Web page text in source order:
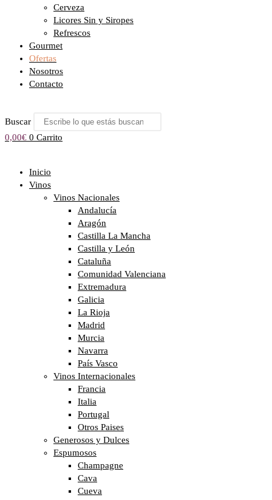
Cerveza
Licores Sin y Siropes
Refrescos
Gourmet
Ofertas
Nosotros
Contacto
Buscar
0,00€ 0 Carrito
Inicio
Vinos
Vinos Nacionales
Andalucía
Aragón
Castilla La Mancha
Castilla y León
Cataluña
Comunidad Valenciana
Extremadura
Galicia
La Rioja
Madrid
Murcia
Navarra
País Vasco
Vinos Internacionales
Francia
Italia
Portugal
Otros Paises
Generosos y Dulces
Espumosos
Champagne
Cava
Cueva